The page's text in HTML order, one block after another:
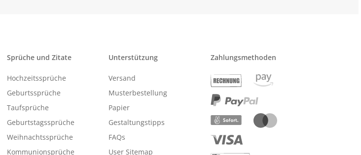
Sprüche und Zitate
Hochzeitssprüche
Geburtssprüche
Taufsprüche
Geburtstagssprüche
Weihnachtssprüche
Kommunionsprüche
Unterstützung
Versand
Musterbestellung
Papier
Gestaltungstipps
FAQs
User Sitemap
Zahlungsmethoden